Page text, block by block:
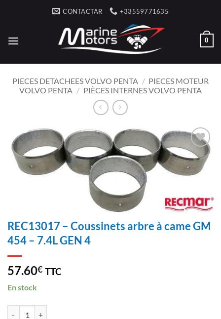
CONTACTAR +33559771635
0
PIECES DETACHEES VOLVO PENTA / PIECES MOTEUR
VOLVO PENTA / PIÈCES INTERNES VOLVO PENTA
AJOUTER
À LA
REC13017 – Coussinets arbre à came GM
454 – 7.4L GEN 4
57.60€ TTC
En stock